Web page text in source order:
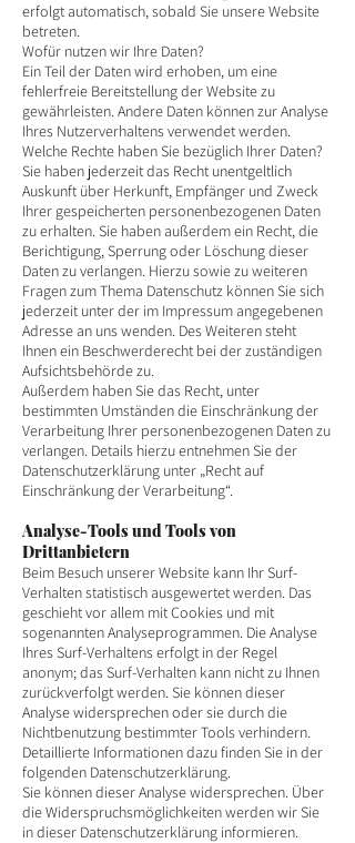
erfolgt automatisch, sobald Sie unsere Website
betreten.
Wofür nutzen wir Ihre Daten?
Ein Teil der Daten wird erhoben, um eine
fehlerfreie Bereitstellung der Website zu
gewährleisten. Andere Daten können zur Analyse
Ihres Nutzerverhaltens verwendet werden.
Welche Rechte haben Sie bezüglich Ihrer Daten?
Sie haben jederzeit das Recht unentgeltlich
Auskunft über Herkunft, Empfänger und Zweck
Ihrer gespeicherten personenbezogenen Daten
zu erhalten. Sie haben außerdem ein Recht, die
Berichtigung, Sperrung oder Löschung dieser
Daten zu verlangen. Hierzu sowie zu weiteren
Fragen zum Thema Datenschutz können Sie sich
jederzeit unter der im Impressum angegebenen
Adresse an uns wenden. Des Weiteren steht
Ihnen ein Beschwerderecht bei der zuständigen
Aufsichtsbehörde zu.
Außerdem haben Sie das Recht, unter
bestimmten Umständen die Einschränkung der
Verarbeitung Ihrer personenbezogenen Daten zu
verlangen. Details hierzu entnehmen Sie der
Datenschutzerklärung unter „Recht auf
Einschränkung der Verarbeitung“.
Analyse-Tools und Tools von
Drittanbietern
Beim Besuch unserer Website kann Ihr Surf-
Verhalten statistisch ausgewertet werden. Das
geschieht vor allem mit Cookies und mit
sogenannten Analyseprogrammen. Die Analyse
Ihres Surf-Verhaltens erfolgt in der Regel
anonym; das Surf-Verhalten kann nicht zu Ihnen
zurückverfolgt werden. Sie können dieser
Analyse widersprechen oder sie durch die
Nichtbenutzung bestimmter Tools verhindern.
Detaillierte Informationen dazu finden Sie in der
folgenden Datenschutzerklärung.
Sie können dieser Analyse widersprechen. Über
die Widerspruchsmöglichkeiten werden wir Sie
in dieser Datenschutzerklärung informieren.